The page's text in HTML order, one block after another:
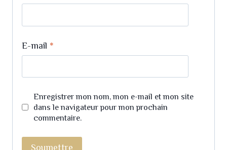
E-mail *
Enregistrer mon nom, mon e-mail et mon site
dans le navigateur pour mon prochain
commentaire.